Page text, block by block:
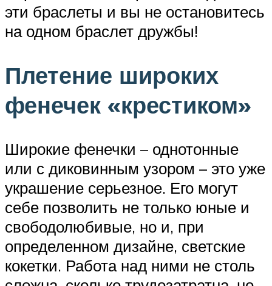
эти браслеты и вы не остановитесь
на одном браслет дружбы!
Плетение широких
фенечек «крестиком»
Широкие фенечки – однотонные
или с диковинным узором – это уже
украшение серьезное. Его могут
себе позволить не только юные и
свободолюбивые, но и, при
определенном дизайне, светские
кокетки. Работа над ними не столь